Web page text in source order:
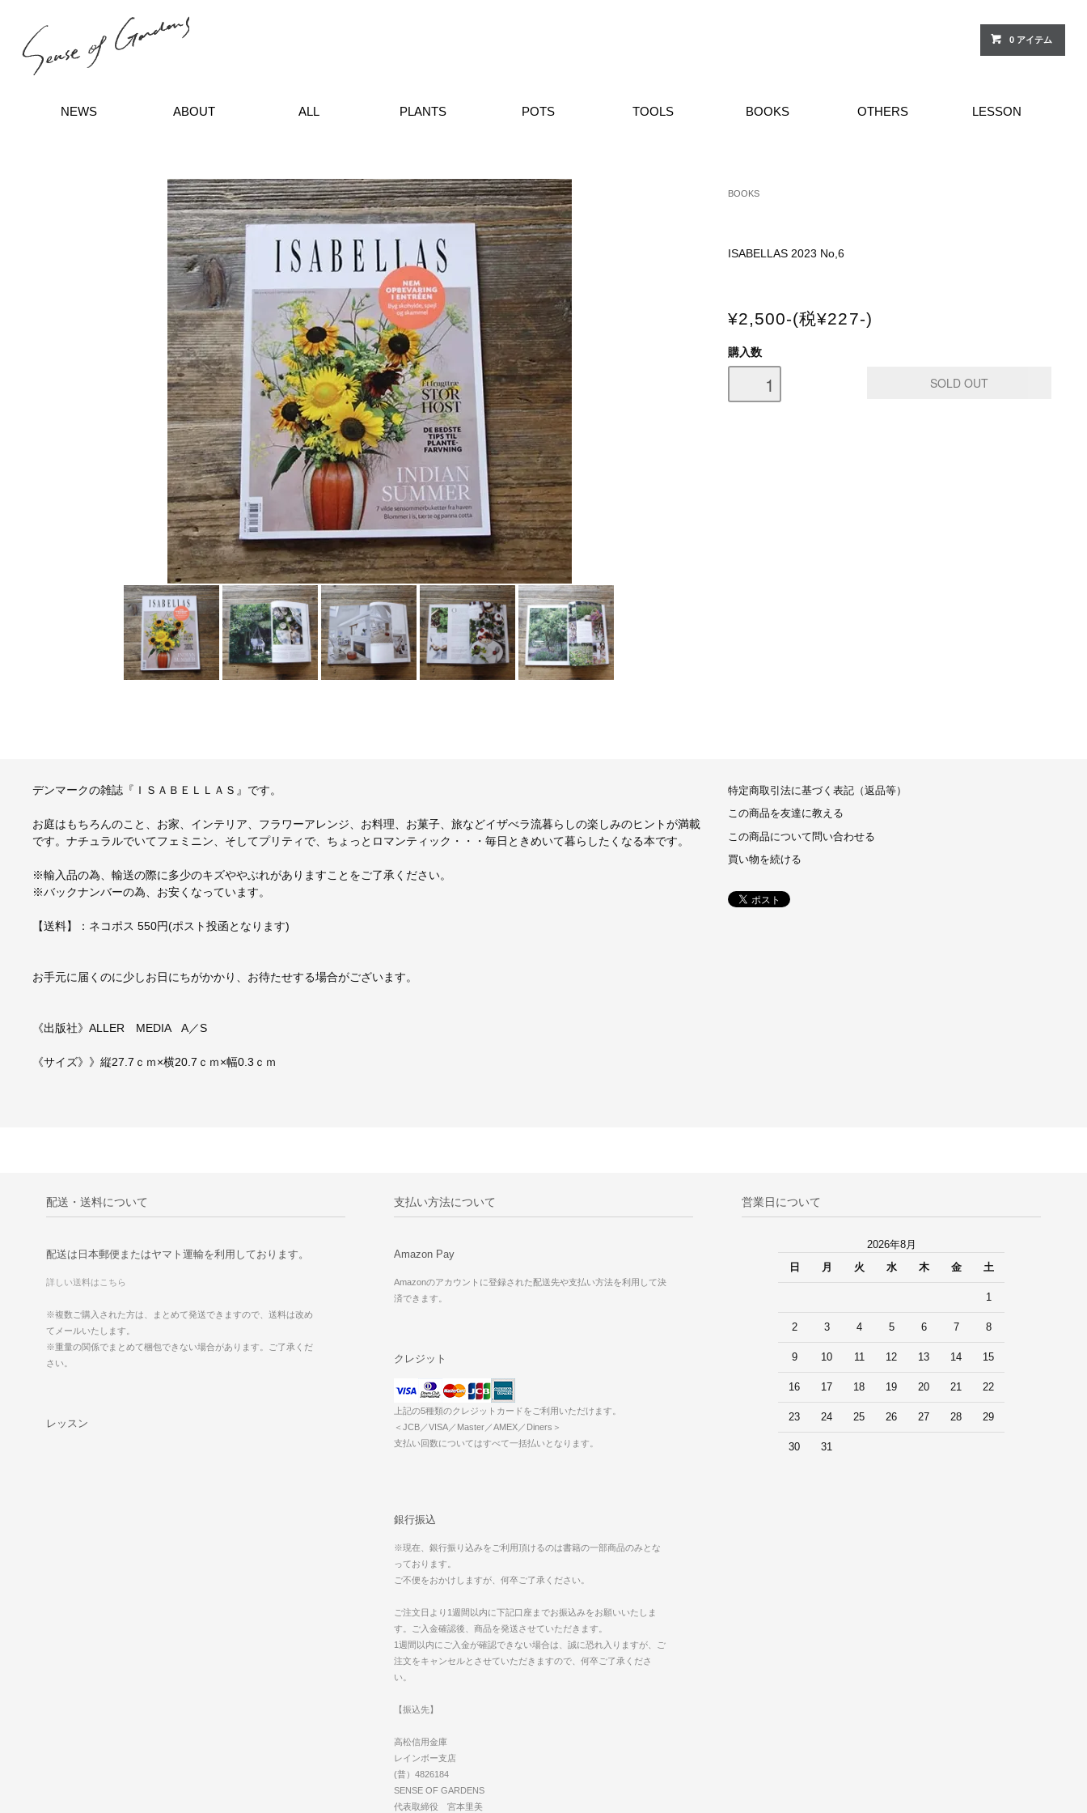
0 アイテム
NEWS ABOUT ALL PLANTS POTS TOOLS BOOKS OTHERS LESSON
BOOKS
ISABELLAS 2023 No,6
¥2,500-(税¥227-)
購入数
デンマークの雑誌『ＩＳＡＢＥＬＬＡＳ』です。
お庭はもちろんのこと、お家、インテリア、フラワーアレンジ、お料理、お菓子、旅などイザべラ流暮らしの楽しみのヒントが満載
です。ナチュラルでいてフェミニン、そしてプリティで、ちょっとロマンティック・・・毎日ときめいて暮らしたくなる本です。
※輸入品の為、輸送の際に多少のキズややぶれがありますことをご了承ください。
※バックナンバーの為、お安くなっています。
【送料】：ネコポス 550円(ポスト投函となります)
お手元に届くのに少しお日にちがかかり、お待たせする場合がございます。
《出版社》ALLER MEDIA A／S
《サイズ》》縦27.7ｃｍ×横20.7ｃｍ×幅0.3ｃｍ
特定商取引法に基づく表記（返品等）
この商品を友達に教える
この商品について問い合わせる
買い物を続ける
配送・送料について
配送は日本郵便またはヤマト運輸を利用しております。
詳しい送料はこちら
※複数ご購入された方は、まとめて発送できますので、送料は改め
てメールいたします。
※重量の関係でまとめて梱包できない場合があります。ご了承くだ
さい。
レッスン
支払い方法について
Amazon Pay
Amazonのアカウントに登録された配送先や支払い方法を利用して決
済できます。
クレジット
上記の5種類のクレジットカードをご利用いただけます。
＜JCB／VISA／Master／AMEX／Diners＞
支払い回数についてはすべて一括払いとなります。
銀行振込
※現在、銀行振り込みをご利用頂けるのは書籍の一部商品のみとな
っております。
ご不便をおかけしますが、何卒ご了承ください。
ご注文日より1週間以内に下記口座までお振込みをお願いいたしま
す。ご入金確認後、商品を発送させていただきます。
1週間以内にご入金が確認できない場合は、誠に恐れ入りますが、ご
注文をキャンセルとさせていただきますので、何卒ご了承くださ
い。
【振込先】
高松信用金庫
レインボー支店
(普）4826184
SENSE OF GARDENS
代表取締役 宮本里美
営業日について
2026年8月
日
月 火 水 木 金 土
1
2 3 4 5 6 7 8
9 10 11 12 13 14 15
16 17 18 19 20 21 22
23 24 25 26 27 28 29
30 31